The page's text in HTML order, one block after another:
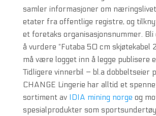
samler informasjoner om
etater fra offentlige registre, og
et foretaks organisasjonsnummer.
å vurdere “Futaba 50 cm skjøtekabel
må være logget inn å legge publisere
Tidligere vinnerbil – bl.a dobbeltseier
CHANGE Lingerie har alltid et
sortiment av IDIA mining norge og
spesialprodukter som